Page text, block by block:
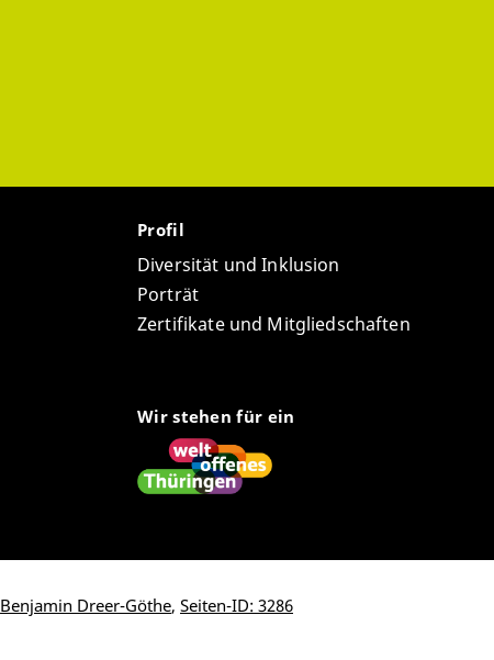
Profil
Diversität und Inklusion
Porträt
Zertifikate und Mitgliedschaften
Wir stehen für ein
Benjamin Dreer-Göthe, Seiten-ID: 3286